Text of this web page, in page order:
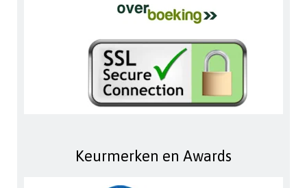
Keurmerken en Awards